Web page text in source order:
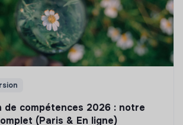
de compétences 2026 : notre
(Paris & En ligne)